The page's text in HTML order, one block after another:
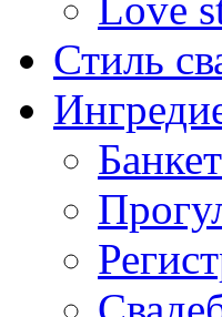
Love
Стиль